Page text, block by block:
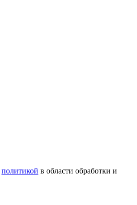
политикой в области обработки и